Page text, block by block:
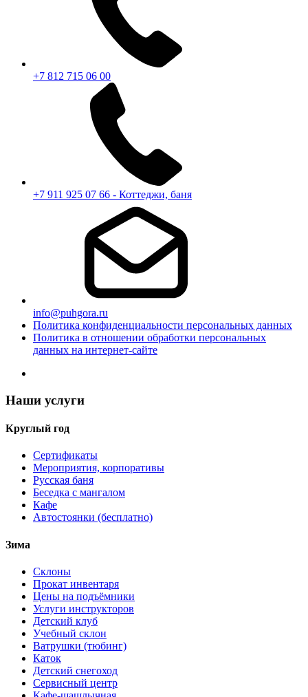
+7 812 715 06 00
+7 911 925 07 66 - Коттеджи, баня
info@puhgora.ru
Политика конфиденциальности персональных данных
Политика в отношении обработки персональных
данных на интернет-сайте
Наши услуги
Круглый год
Сертификаты
Мероприятия, корпоративы
Русская баня
Беседка с мангалом
Кафе
Автостоянки (бесплатно)
Зима
Склоны
Прокат инвентаря
Цены на подъёмники
Услуги инструкторов
Детский клуб
Учебный склон
Ватрушки (тюбинг)
Каток
Детский снегоход
Сервисный центр